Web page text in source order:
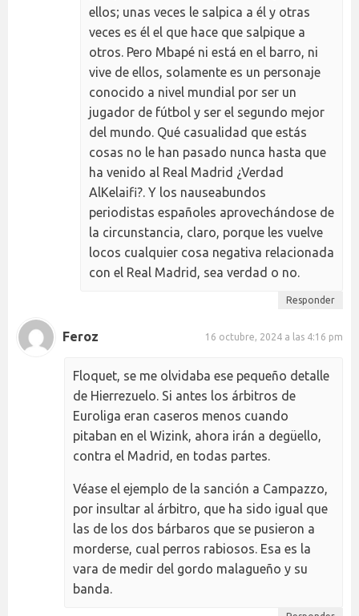
ellos; unas veces le salpica a él y otras
veces es él el que hace que salpique a
otros. Pero Mbapé ni está en el barro, ni
vive de ellos, solamente es un personaje
conocido a nivel mundial por ser un
jugador de fútbol y ser el segundo mejor
del mundo. Qué casualidad que estás
cosas no le han pasado nunca hasta que
ha venido al Real Madrid ¿Verdad
AlKelaifi?. Y los nauseabundos
periodistas españoles aprovechándose de
la circunstancia, claro, porque les vuelve
locos cualquier cosa negativa relacionada
con el Real Madrid, sea verdad o no.
Responder
Feroz 16 octubre, 2024 a las 4:16 pm
Floquet, se me olvidaba ese pequeño detalle
de Hierrezuelo. Si antes los árbitros de
Euroliga eran caseros menos cuando
pitaban en el Wizink, ahora irán a degüello,
contra el Madrid, en todas partes.
Véase el ejemplo de la sanción a Campazzo,
por insultar al árbitro, que ha sido igual que
las de los dos bárbaros que se pusieron a
morderse, cual perros rabiosos. Esa es la
vara de medir del gordo malagueño y su
banda.